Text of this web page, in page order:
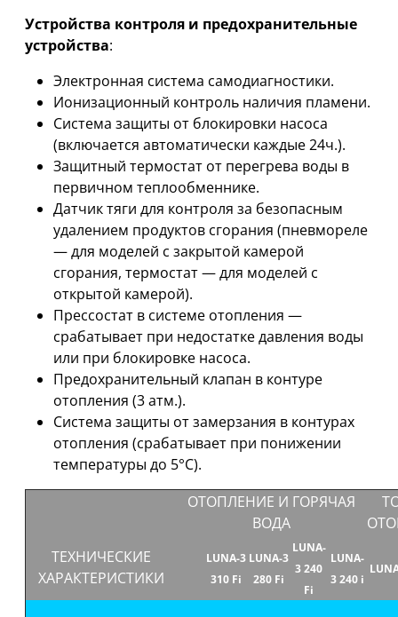
Устройства контроля и предохранительные
устройства:
Электронная система самодиагностики.
Ионизационный контроль наличия пламени.
Система защиты от блокировки насоса
(включается автоматически каждые 24ч.).
Защитный термостат от перегрева воды в
первичном теплообменнике.
Датчик тяги для контроля за безопасным
удалением продуктов сгорания (пневмореле
— для моделей с закрытой камерой
сгорания, термостат — для моделей с
открытой камерой).
Прессостат в системе отопления —
срабатывает при недостатке давления воды
или при блокировке насоса.
Предохранительный клапан в контуре
отопления (3 атм.).
Система защиты от замерзания в контурах
отопления (срабатывает при понижении
температуры до 5°С).
ОТОПЛЕНИЕ И ГОРЯЧАЯ
ВОДА
ТЕХНИЧЕСКИЕ
ХАРАКТЕРИСТИКИ
LUNA-3
310 Fi
LUNA-3
280 Fi
LUNA-
3 240
Fi
LUNA-
3 240 i